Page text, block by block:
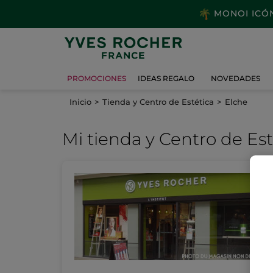
MONOI
PROMOCIONES IDEAS REGALO NOVEDADES
Inicio Tienda y Centro de Estética Elche
Mi tienda y Centro de